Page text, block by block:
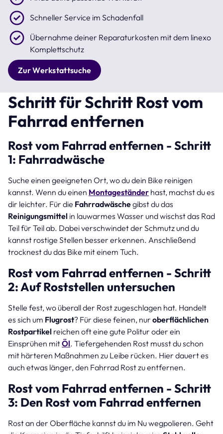
Schneller Service im Schadenfall
Übernahme deiner Reparaturkosten mit dem linexo
Komplettschutz
Zur Werkstattsuche
Schritt für Schritt Rost vom
Fahrrad entfernen
Rost vom Fahrrad entfernen - Schritt
1: Fahrradwäsche
Suche einen geeigneten Ort, wo du dein Bike reinigen
kannst. Wenn du einen Montageständer hast, machst du es
dir leichter. Für die Fahrradwäschegibst du das
Reinigungsmittel in lauwarmes Wasser und wischst das Rad
Teil für Teil ab. Dabei verschwindet der Schmutz und du
kannst rostige Stellen besser erkennen. Anschließend
trocknest du das Bike mit einem Tuch.
Rost vom Fahrrad entfernen - Schritt
2: Auf Roststellen untersuchen
Stelle fest, wo überall der Rost zugeschlagen hat. Handelt
es sich um Flugrost? Für diese feinen, nur oberflächlichen
Rostpartikel reichen oft eine gute Politur oder ein
Einsprühen mitÖl. Tiefergehenden Rost musst du schon
mit härteren Maßnahmen zu Leibe rücken. Hier dauert es
auch etwas länger, den Fahrrad Rost zu entfernen.
Rost vom Fahrrad entfernen - Schritt
3: Den Rost vom Fahrrad entfernen
Rost an der Oberfläche kannst du im Nu wegpolieren. Geht